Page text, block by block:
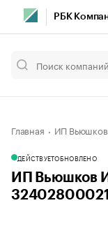
РБК
Главная ИП Вьюшков
ДЕЙСТВУЕТОБНОВЛЕНО
ИП Вьюшков